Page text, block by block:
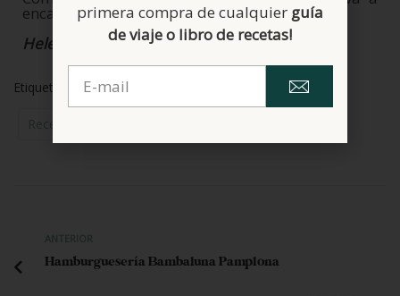
encantar a todos.¡¡Feliz Halloween¡¡
Helena
Etiquetas: Galletas
Recetas Dulces
ANTERIOR
Hamburguesería Bambaluna Pamplona
primera compra de cualquier guía
de viaje o libro de recetas!